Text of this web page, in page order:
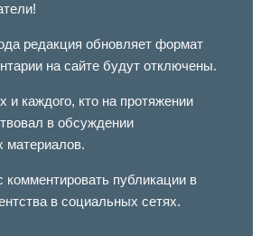
редакция обновляет формат
на сайте будут отключены.
и каждого, кто на протяжении
в обсуждении
материалов.
публикации в
в социальных сетях.